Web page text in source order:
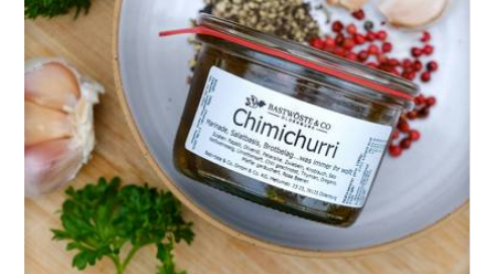
Deutschland